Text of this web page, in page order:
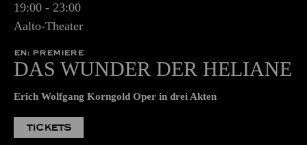
19:00 - 23:00
Aalto-Theater
EN: PREMIERE
DAS WUNDER DER HELIANE
Erich Wolfgang Korngold Oper in drei Akten
TICKETS